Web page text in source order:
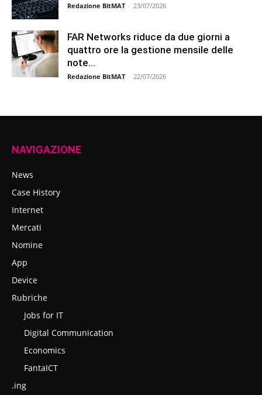
Redazione BitMAT - 23/07/2026
FAR Networks riduce da due giorni a
quattro ore la gestione mensile delle
note...
Redazione BitMAT - 22/07/2026
NAVIGAZIONE
News
Case History
Internet
Mercati
Nomine
App
Device
Rubriche
Jobs for IT
Digital Communication
Economics
FantaICT
.ing